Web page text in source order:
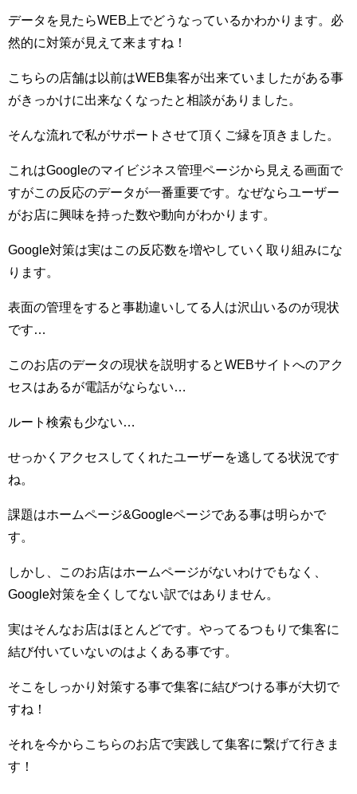
データを見たらWEB上でどうなっているかわかります。必
然的に対策が見えて来ますね！
こちらの店舗は以前はWEB集客が出来ていましたがある事
がきっかけに出来なくなったと相談がありました。
そんな流れで私がサポートさせて頂くご縁を頂きました。
これはGoogleのマイビジネス管理ページから見える画面で
すがこの反応のデータが一番重要です。なぜならユーザー
がお店に興味を持った数や動向がわかります。
Google対策は実はこの反応数を増やしていく取り組みにな
ります。
表面の管理をすると事勘違いしてる人は沢山いるのが現状
です…
このお店のデータの現状を説明するとWEBサイトへのアク
セスはあるが電話がならない…
ルート検索も少ない…
せっかくアクセスしてくれたユーザーを逃してる状況です
ね。
課題はホームページ&Googleページである事は明らかで
す。
しかし、このお店はホームページがないわけでもなく、
Google対策を全くしてない訳ではありません。
実はそんなお店はほとんどです。やってるつもりで集客に
結び付いていないのはよくある事です。
そこをしっかり対策する事で集客に結びつける事が大切で
すね！
それを今からこちらのお店で実践して集客に繋げて行きま
す！